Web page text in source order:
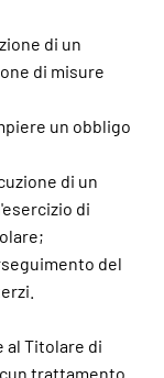
di un
di misure
un obbligo
di un
di
del
al Titolare di
trattamento